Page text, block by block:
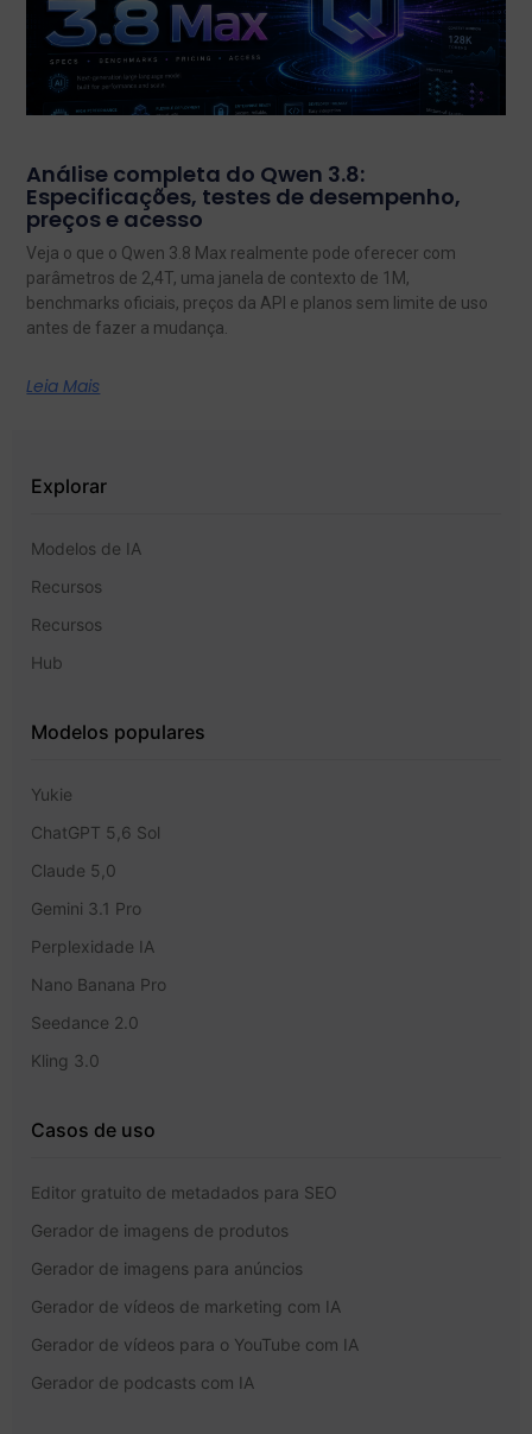
Análise completa do Qwen 3.8:
Especificações, testes de desempenho,
preços e acesso
Veja o que o Qwen 3.8 Max realmente pode oferecer com
parâmetros de 2,4T, uma janela de contexto de 1M,
benchmarks oficiais, preços da API e planos sem limite de uso
antes de fazer a mudança.
Leia Mais
Explorar
Modelos de IA
Recursos
Recursos
Hub
Modelos populares
Yukie
ChatGPT 5,6 Sol
Claude 5,0
Gemini 3.1 Pro
Perplexidade IA
Nano Banana Pro
Seedance 2.0
Kling 3.0
Casos de uso
Editor gratuito de metadados para SEO
Gerador de imagens de produtos
Gerador de imagens para anúncios
Gerador de vídeos de marketing com IA
Gerador de vídeos para o YouTube com IA
Gerador de podcasts com IA